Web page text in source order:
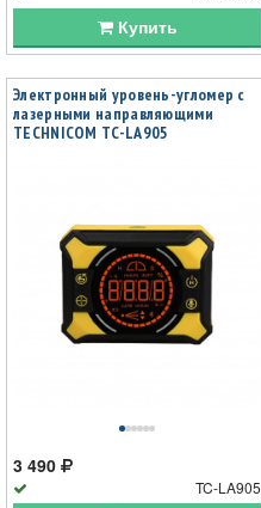
Купить
Электронный уровень-угломер с
лазерными направляющими
TECHNICOM TC-LA905
3 490
TC-LA905